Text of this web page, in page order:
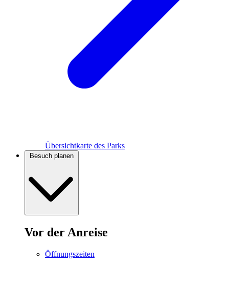
Übersichtkarte des Parks
Besuch planen
Vor der Anreise
Öffnungszeiten